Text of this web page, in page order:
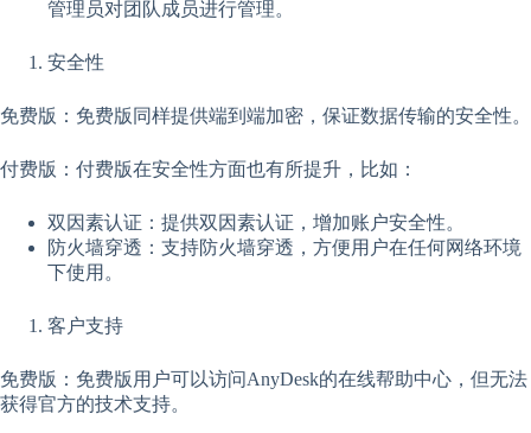
管理员对团队成员进行管理。
安全性
免费版：免费版同样提供端到端加密，保证数据传输的安全性。
付费版：付费版在安全性方面也有所提升，比如：
双因素认证：提供双因素认证，增加账户安全性。
防火墙穿透：支持防火墙穿透，方便用户在任何网络环境
下使用。
客户支持
免费版：免费版用户可以访问AnyDesk的在线帮助中心，但无法
获得官方的技术支持。